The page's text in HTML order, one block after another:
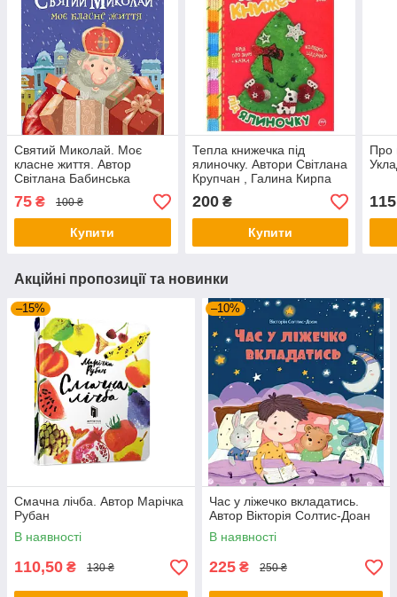
Святий Миколай. Моє
класне життя. Автор
Світлана Бабинська
75 ₴ 100 ₴
Купити
Тепла книжечка під
ялиночку. Автори Світлана
Крупчан , Галина Кирпа
200₴
Купити
Про
115
Акційні пропозиції та новинки
–15%
Смачна лічба. Автор Марічка
Рубан
В наявності
110,50 ₴ 130 ₴
–10%
Час у ліжечко вкладатись.
Автор Вікторія Солтис-Доан
В наявності
225 ₴ 250 ₴